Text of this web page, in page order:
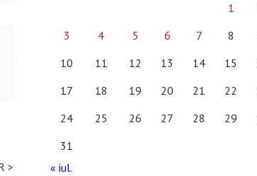
>
1
3
4 5 6 7 8
10
11 12 13 14 15
17
18 19 20 21 22
24
25 26 27 28 29
31
« iul.